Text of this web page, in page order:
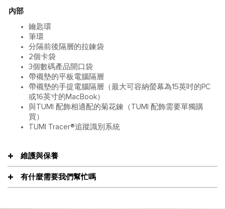
內部
鑰匙環
筆環
分隔前後隔層的拉鍊袋
2個卡袋
3個數碼產品開口袋
帶襯墊的平板電腦隔層
帶襯墊的手提電腦隔層（最大可容納螢幕為15英吋的PC
或16英寸的MacBook）
與TUMI 配飾相適配的菊花鍊（TUMI 配飾需要單獨購
買）
TUMI Tracer®追蹤識別系統
維護與保養
有什麼需要我們幫忙嗎